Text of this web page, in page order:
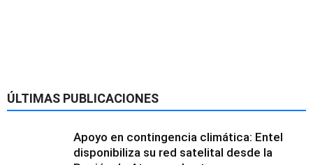
ÚLTIMAS PUBLICACIONES
Apoyo en contingencia climática: Entel
disponibiliza su red satelital desde la